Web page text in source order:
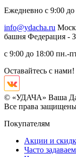
Ежедневно с 9:00 до
info@ydacha.ru
башня Федерация -
с 9:00 до 18:00 пн.-
Оставайтесь с нами!
© «УДАЧА» Ваша
Все права
Покупателям
Акции и
Часто